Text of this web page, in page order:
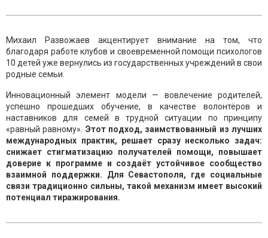
Михаил Развожаев акцентирует внимание на том, что
благодаря работе клубов и своевременной помощи психологов
10 детей уже вернулись из государственных учреждений в свои
родные семьи.
Инновационный элемент модели — вовлечение родителей,
успешно прошедших обучение, в качестве волонтёров и
наставников для семей в трудной ситуации по принципу
«равный равному». Этот подход, заимствованный из лучших
международных практик, решает сразу несколько задач:
снижает стигматизацию получателей помощи, повышает
доверие к программе и создаёт устойчивое сообщество
взаимной поддержки. Для Севастополя, где социальные
связи традиционно сильны, такой механизм имеет высокий
потенциал тиражирования.